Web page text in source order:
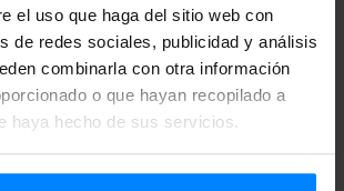
el uso que haga del sitio web con
de redes sociales, publicidad y análisis
combinarla con otra información
o que hayan recopilado a
haya hecho de sus servicios.